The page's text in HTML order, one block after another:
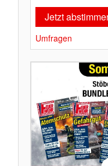
Umfragen